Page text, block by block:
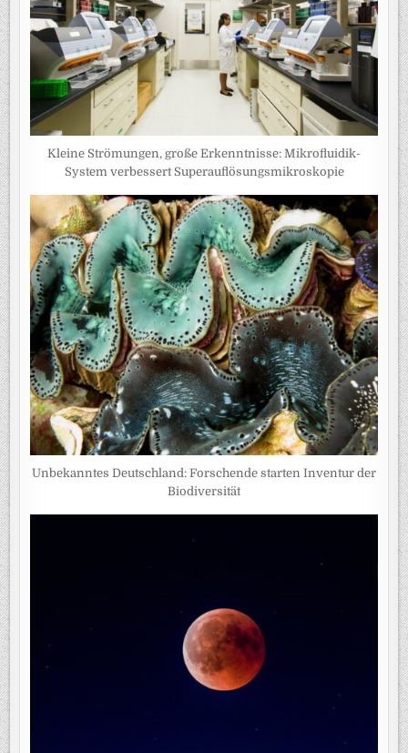
Kleine Strömungen, große Erkenntnisse: Mikrofluidik-
System verbessert Superauflösungsmikroskopie
Unbekanntes Deutschland: Forschende starten Inventur der
Biodiversität